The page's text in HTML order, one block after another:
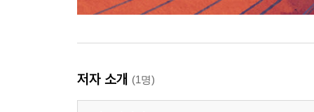
저자 소개 (1명)